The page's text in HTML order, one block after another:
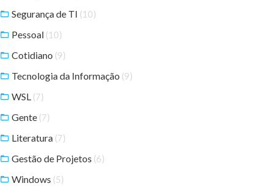
Segurança de TI (10)
Pessoal (10)
Cotidiano (9)
Tecnologia da Informação (9)
WSL (7)
Gente (7)
Literatura (7)
Gestão de Projetos (6)
Windows (5)